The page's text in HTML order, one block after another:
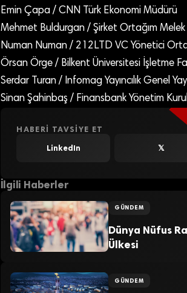
Emin Çapa / CNN Türk Ekonomi Müdürü
Mehmet Buldurgan / Şirket Ortağım Melek
Numan Numan / 212LTD VC Yönetici
Örsan Örge / Bilkent Üniversitesi İşletme
Serdar Turan / Infomag Yayıncılık Genel
Sinan Şahinbaş / Finansbank Yönetim
HABERI TAVSIYE ET
LinkedIn 𝕏
İlgili Haberler
GÜNDEM
Dünya Nüfus
Ülkesi
GÜNDEM